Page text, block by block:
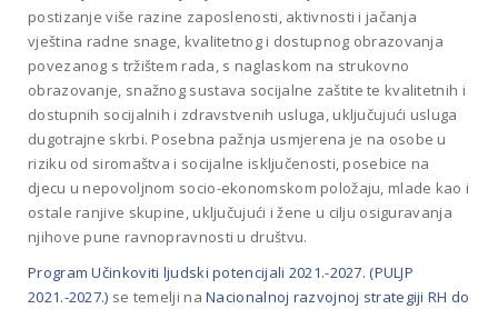
postizanje više razine zaposlenosti, aktivnosti i jačanja
vještina radne snage, kvalitetnog i dostupnog obrazovanja
povezanog s tržištem rada, s naglaskom na strukovno
obrazovanje, snažnog sustava socijalne zaštite te kvalitetnih i
dostupnih socijalnih i zdravstvenih usluga, uključujući usluga
dugotrajne skrbi. Posebna pažnja usmjerena je na osobe u
riziku od siromaštva i socijalne isključenosti, posebice na
djecu u nepovoljnom socio-ekonomskom položaju, mlade kao i
ostale ranjive skupine, uključujući i žene u cilju osiguravanja
njihove pune ravnopravnosti u društvu.
Program Učinkoviti ljudski potencijali 2021.-2027. (PULJP
2021.-2027.) se temelji naNacionalnoj razvojnoj strategiji RH do